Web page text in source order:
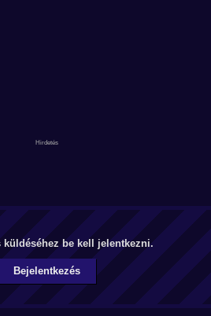
küldéséhez be kell jelentkezni.
Bejelentkezés